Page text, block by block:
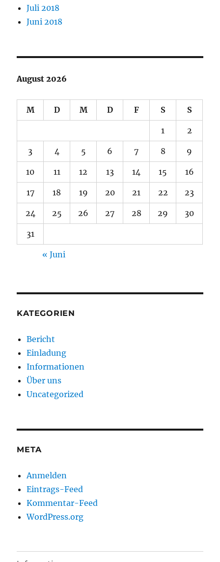
Juli 2018
Juni 2018
August 2026
M D M D F S S
1 2
3 4 5 6 7 8 9
10 11 12 13 14 15 16
17 18 19 20 21 22 23
24 25 26 27 28 29 30
31
« Juni
KATEGORIEN
Bericht
Einladung
Informationen
Über uns
Uncategorized
META
Anmelden
Eintrags-Feed
Kommentar-Feed
WordPress.org